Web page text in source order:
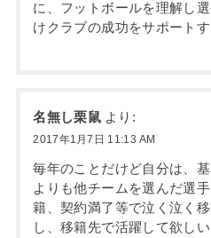
に、フットボールを理解し
けクラブの成功をサポートす
名無し栗鼠 より:
2017年1月7日 11:13 AM
毎年のことだけど自分は、
よりも他チームを選んだ選
籍、契約満了等で泣く泣く
し、移籍先で活躍して欲し